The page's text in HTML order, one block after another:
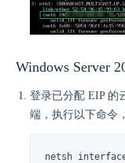
Windows Server
登录已分配 EIP 的
端，执行以下命令
netsh